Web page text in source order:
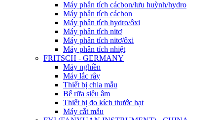
Máy phân tích cácbon/lưu huỳnh/hydro
Máy phân tích cácbon
Máy phân tích hydro/ôxi
Máy phân tích nitơ
Máy phân tích nitơ/ôxi
Máy phân tích nhiệt
FRITSCH - GERMANY
Máy nghiền
Máy lắc rây
Thiết bị chia mẫu
Bể rữa siêu âm
Thiết bị đo kích thước hạt
Máy cắt mẫu